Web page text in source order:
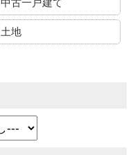
中古一戸建て
土地